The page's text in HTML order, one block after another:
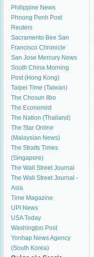
Philippine News
Phnong Penh Post
Reuters
Sacramento Bee San
Francisco Chronicle
San Jose Mercury News
South China Morning
Post (Hong Kong)
Taipei Time (Taiwan)
The Chosun Ilbo
The Economist
The Nation (Thailand)
The Star Online
(Malaysian News)
The Straits Times
(Singapore)
The Wall Street Journal
The Wall Street Journal -
Asia
Time Magazine
UPI News
USA Today
Washington Post
Yonhap News Agency
(South Korea)